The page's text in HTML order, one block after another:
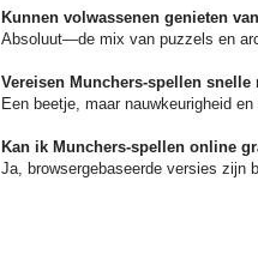
Kunnen volwassenen genieten
Absoluut—de mix van puzzels en
Vereisen Munchers-spellen snelle
Een beetje, maar nauwkeurigheid
Kan ik Munchers-spellen online
Ja, browsergebaseerde versies zijn